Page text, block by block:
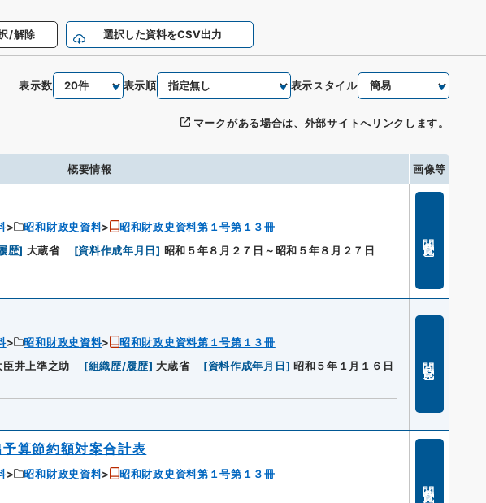
/解除 選択した資料をCSV出力
表示数 表示順 表示スタイル
マークがある場合は、外部サイトへリンクします。
概要情報 画像等
昭和財政史資料
昭和財政史資料第１号第１３冊
歴] 大蔵省 [資料作成年月日] 昭和５年８月２７日～昭和５年８月２７日
昭和財政史資料
昭和財政史資料第１号第１３冊
井上準之助 [組織歴/履歴] 大蔵省 [資料作成年月日] 昭和５年１月１６日
算節約額対案合計表
昭和財政史資料
昭和財政史資料第１号第１３冊